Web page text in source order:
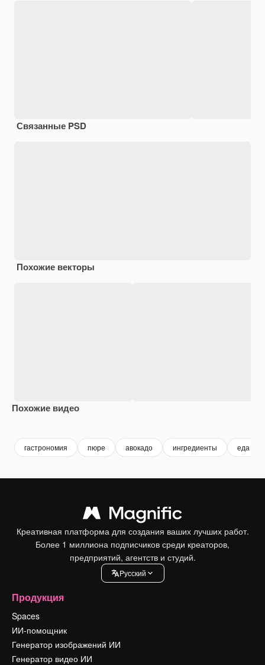
Связанные PSD
Похожие векторы
Похожие видео
гастрономия пюре авокадо ингредиенты еда
Креативная платформа для создания ваших лучших работ.
Более 1 миллиона подписчиков среди креаторов,
предприятий, агентств и студий.
Pусский
Продукция
Spaces
ИИ-помощник
Генератор изображений ИИ
Генератор видео ИИ